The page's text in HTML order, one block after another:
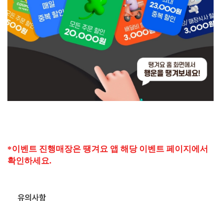
*이벤트 진행매장은 땡겨요 앱 해당 이벤트 페이지에서
확인하세요.